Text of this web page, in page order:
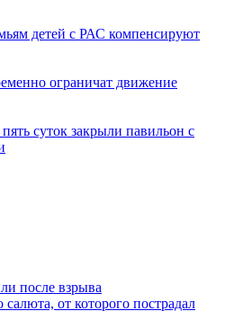
детей с РАС компенсируют
ограничат движение
суток закрыли павильон с
после взрыва
от которого пострадал